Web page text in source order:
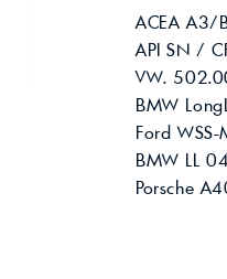
Industriepigmente für
Farben &
Farbmittel für Wasch- &
Reinigungsmittelindustrie
Pigmentlösungen für
Produkt anfragen
ACEA A3/
API SN /
VW.
BMW
Ford
BMW LL
Porsche